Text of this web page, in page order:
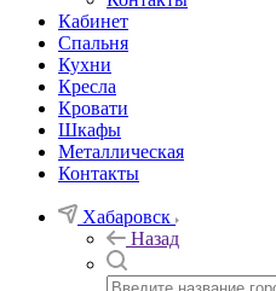
Кабинет
Спальня
Кухни
Кресла
Кровати
Шкафы
Металлическая
Контакты
Хабаровск
Назад